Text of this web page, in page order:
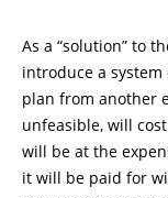
As a “solution” to
introduce a
plan from another
unfeasible, will
will be at the
it will be paid for